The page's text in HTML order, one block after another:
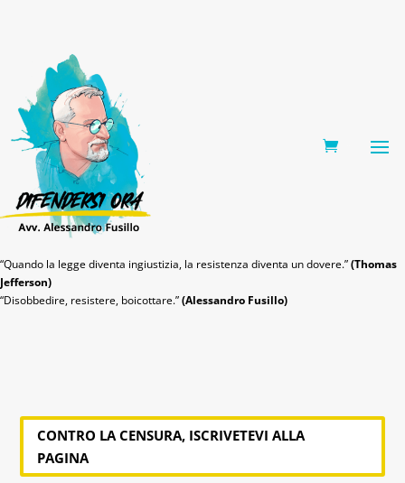
“Quando la legge diventa ingiustizia, la resistenza diventa un dovere.”(Thomas
Jefferson)
“Disobbedire, resistere, boicottare.”(Alessandro Fusillo)
CONTRO LA CENSURA, ISCRIVETEVI ALLA
PAGINA